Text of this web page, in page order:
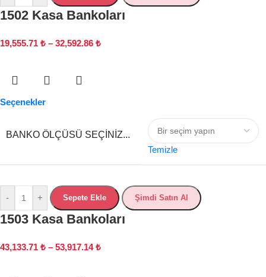
1502 Kasa Bankoları
19,555.71 ₺ – 32,592.86 ₺
Seçenekler
BANKO ÖLÇÜSÜ SEÇINIZ...
Temizle
- + Sepete Ekle Şimdi Satın Al
1503 Kasa Bankoları
43,133.71 ₺ – 53,917.14₺